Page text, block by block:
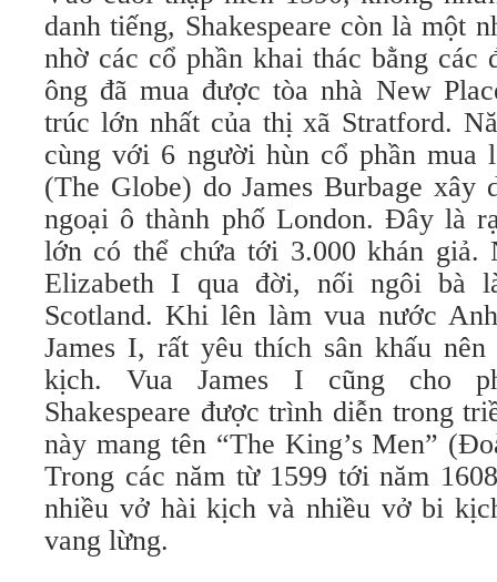
danh tiếng, Shakespeare còn là một
nhờ các cổ phần khai thác bằng các
ông đã mua được tòa nhà New
trúc lớn nhất của thị xã Stratford.
cùng với 6 người hùn cổ phần mua
(The Globe) do James Burbage xây
ngoại ô thành phố London. Đây là
lớn có thể chứa tới 3.000 khán giả.
Elizabeth I qua đời, nối ngôi bà
Scotland. Khi lên làm vua nước
James I, rất yêu thích sân khấu
kịch. Vua James I cũng cho
Shakespeare được trình diễn trong
này mang tên “The King’s Men”
Trong các năm từ 1599 tới năm
nhiều vở hài kịch và nhiều vở bi
vang lừng.